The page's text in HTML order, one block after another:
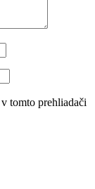
tomto prehliadači